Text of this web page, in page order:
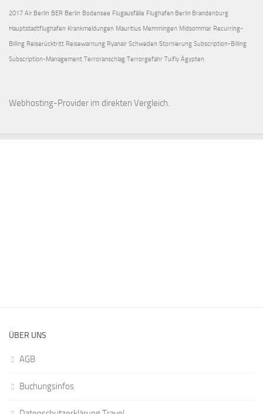
2017 Air Berlin BER Berlin Bodensee Flugausfälle Flughafen Berlin Brandenburg
Hauptstadtflughafen Krankmeldungen Mauritius Memmingen Midsommar Recurring-
Billing Reiserücktritt Reisewarnung Ryanair Schweden Stornierung Subscription-Billing
Subscription-Management Terroranschlag Terrorgefahr Tuifly Ägypten
Webhosting-Provider im direkten Vergleich.
ÜBER UNS
AGB
Buchungsinfos